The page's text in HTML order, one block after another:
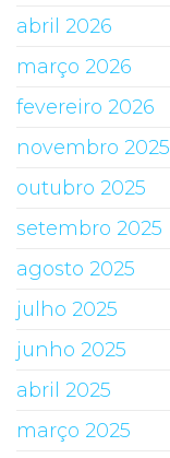
abril 2026
março 2026
fevereiro 2026
novembro 2025
outubro 2025
setembro 2025
agosto 2025
julho 2025
junho 2025
abril 2025
março 2025